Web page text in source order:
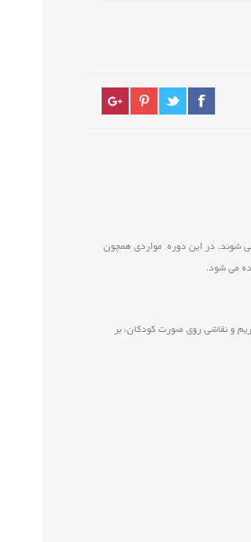
شوند. در این دوره مواردی همچون
می شود.
و نقاشی روی صورت کودکان، بر